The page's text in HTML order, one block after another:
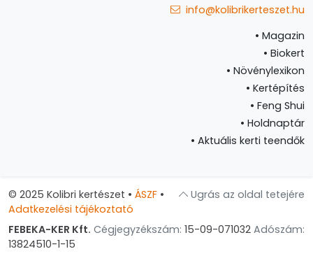
info@kolibrikerteszet.hu
• Magazin
• Biokert
• Növénylexikon
• Kertépítés
• Feng Shui
• Holdnaptár
• Aktuális kerti teendők
Ugrás az oldal tetejére
© 2025 Kolibri kertészet • ÁSZF •
Adatkezelési tájékoztató
FEBEKA-KER Kft. Cégjegyzékszám: 15-09-071032 Adószám:
13824510-1-15